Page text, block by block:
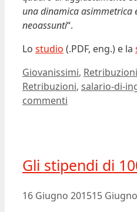
una dinamica asimmetrica
neoassunti“.
Lo studio (.PDF, eng.) e la
Categorie
Giovanissimi, Retribuzioni
Retribuzioni, salario-di-
commenti
Gli stipendi di
16 Giugno 201515